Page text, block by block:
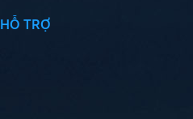
HỖ TRỢ